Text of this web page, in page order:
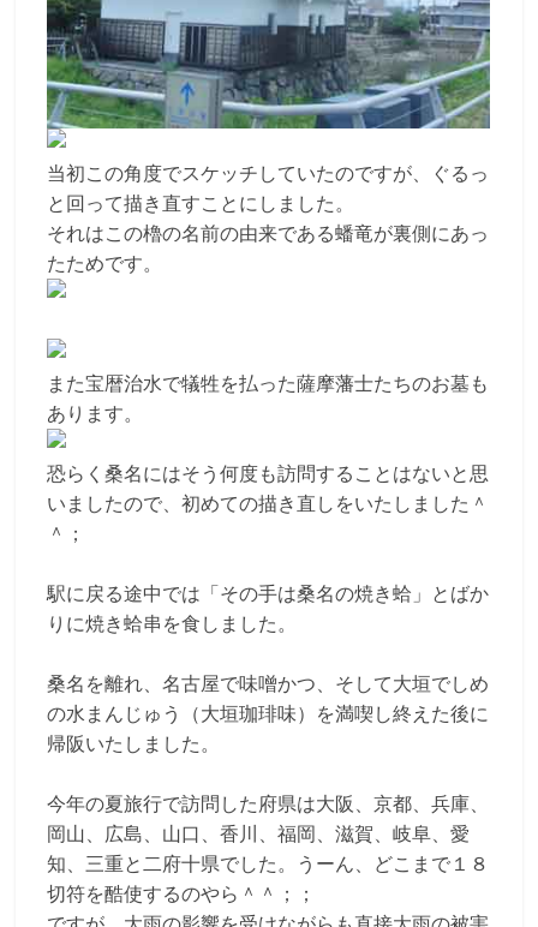
当初この角度でスケッチしていたのですが、ぐるっ
と回って描き直すことにしました。
それはこの櫓の名前の由来である蟠竜が裏側にあっ
たためです。
また宝暦治水で犠牲を払った薩摩藩士たちのお墓も
あります。
恐らく桑名にはそう何度も訪問することはないと思
いましたので、初めての描き直しをいたしました＾
＾；
駅に戻る途中では「その手は桑名の焼き蛤」とばか
りに焼き蛤串を食しました。
桑名を離れ、名古屋で味噌かつ、そして大垣でしめ
の水まんじゅう（大垣珈琲味）を満喫し終えた後に
帰阪いたしました。
今年の夏旅行で訪問した府県は大阪、京都、兵庫、
岡山、広島、山口、香川、福岡、滋賀、岐阜、愛
知、三重と二府十県でした。うーん、どこまで１８
切符を酷使するのやら＾＾；；